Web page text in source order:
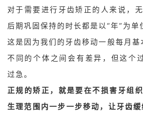
对于需要进行牙齿矫正的人来说，
后期巩固保持的时长都是以“年”为单
这是因为我们的牙齿移动一般每月基
不同的个体之间会有差异，但这个
过急。
正规的矫正，就是要在不损害牙组
生理范围内一步一步移动，让牙齿